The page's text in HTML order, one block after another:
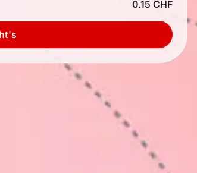
0.15 CHF